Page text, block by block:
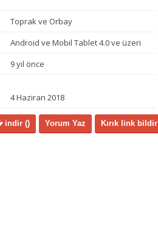
Toprak ve Orbay
Android ve Mobil Tablet 4.0 ve üzeri
9 yıl önce
4 Haziran 2018
Kırık link bildir
Yorum Yaz
indir ()